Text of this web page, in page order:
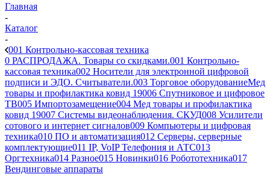
Главная
-
Каталог
-
001 Контрольно-кассовая техника
0 РАСПРОДАЖА. Товары со скидками.001 Контрольно-
кассовая техника002 Носители для электронной цифровой
подписи и ЭДО. Считыватели.003 Торговое оборудованиеМед
товары и профилактика ковид 19006 Спутниковое и цифровое
ТВ005 Импортозамещение004 Мед товары и профилактика
ковид 19007 Системы видеонаблюдения. СКУД008 Усилители
сотового и интернет сигналов009 Компьютеры и цифровая
техника010 ПО и автоматизация012 Серверы, серверные
комплектующие011 IP, VoIP Телефония и АТС013
Оргтехника014 Разное015 Новинки016 Робототехника017
Вендинговые аппараты